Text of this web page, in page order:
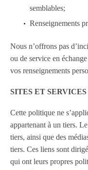
semblables;
Renseignements
Nous n’offrons pas
ou de service en
vos renseignements
SITES ET
Cette politique ne
appartenant à un tiers.
tiers, ainsi que des
tiers. Ces liens sont
qui ont leurs propres